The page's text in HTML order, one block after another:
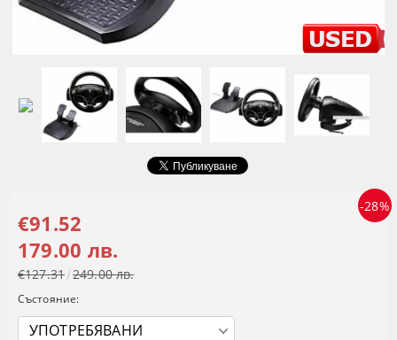
-28%
€91.52
179.00 лв.
€127.31 249.00 лв.
Състояние: